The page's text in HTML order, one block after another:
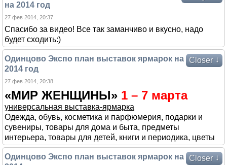
на 2014 год
27 фев 2014, 20:37
Спасибо за видео! Все так заманчиво и вкусно, надо
будет сходить:)
Closer ↓
Одинцово Экспо план выставок ярмарок на
2014 год
27 фев 2014, 20:38
«МИР ЖЕНЩИНЫ» 1 – 7 марта
универсальная выставка-ярмарка
Одежда, обувь, косметика и парфюмерия, подарки и
сувениры, товары для дома и быта, предметы
интерьера, товары для детей, книги и периодика, цветы
Closer ↓
Одинцово Экспо план выставок ярмарок на